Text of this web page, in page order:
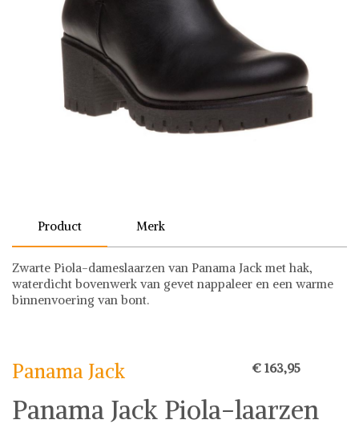
Product Merk
Zwarte Piola-dameslaarzen van Panama Jack met hak,
waterdicht bovenwerk van gevet nappaleer en een warme
binnenvoering van bont.
Panama Jack € 163,95
Panama Jack Piola-laarzen